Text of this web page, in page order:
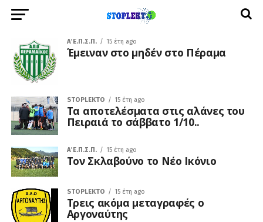
Α΄ Ε.Π.Σ.Π. 15 έτη ago
Έμειναν στο μηδέν στο Πέραμα
STOPLEKTO 15 έτη ago
Τα αποτελέσματα στις αλάνες του
Πειραιά το σάββατο 1/10..
Α΄ Ε.Π.Σ.Π. 15 έτη ago
Τον Σκλαβούνο το Νέο Ικόνιο
STOPLEKTO 15 έτη ago
Τρεις ακόμα μεταγραφές ο
Αργοναύτης